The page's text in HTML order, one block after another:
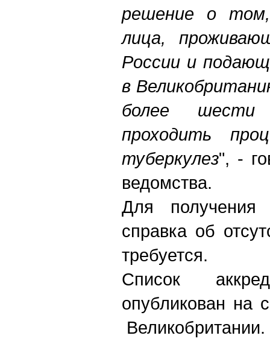
решение о
лица,
России и
в
более шести
проходить
туберкулез", -
ведомства.
Для получения
справка об
требуется.
Список
опубликован на
Великобритании.